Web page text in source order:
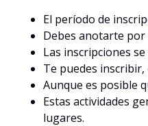
El período de
Debes anotarte
Las inscripciones
Te puedes
Aunque es posible
Estas actividades
lugares.